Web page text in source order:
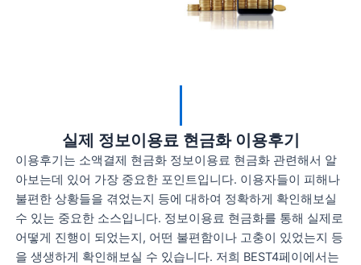
실제 정보이용료 현금화 이용후기
이용후기는 소액결제 현금화 정보이용료 현금화 관련해서 알
아보는데 있어 가장 중요한 포인트입니다. 이용자들이 피해나
불편한 상황들을 겪었는지 등에 대하여 정확하게 확인해보실
수 있는 중요한 소스입니다. 정보이용료 현금화를 통해 실제로
어떻게 진행이 되었는지, 어떤 불편함이나 고충이 있었는지 등
을 생생하게 확인해보실 수 있습니다. 저희 BEST4페이에서는